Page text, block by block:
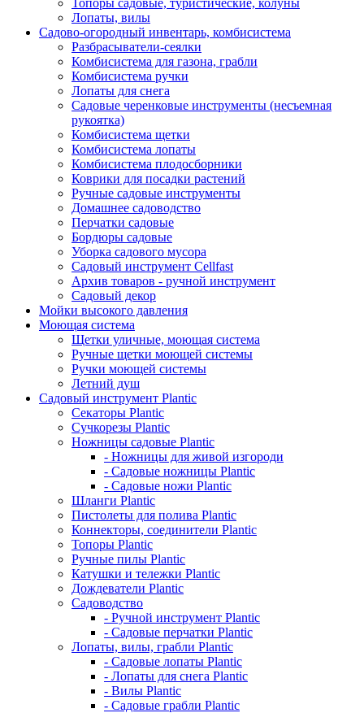
Топоры садовые, туристические, колуны
Лопаты, вилы
Садово-огородный инвентарь, комбисистема
Разбрасыватели-сеялки
Комбисистема для газона, грабли
Комбисистема ручки
Лопаты для снега
Садовые черенковые инструменты (несъемная
рукоятка)
Комбисистема щетки
Комбисистема лопаты
Комбисистема плодосборники
Коврики для посадки растений
Ручные садовые инструменты
Домашнее садоводство
Перчатки садовые
Бордюры садовые
Уборка садового мусора
Садовый инструмент Cellfast
Архив товаров - ручной инструмент
Садовый декор
Мойки высокого давления
Моющая система
Щетки уличные, моющая система
Ручные щетки моющей системы
Ручки моющей системы
Летний душ
Садовый инструмент Plantic
Секаторы Plantic
Сучкорезы Plantic
Ножницы садовые Plantic
- Ножницы для живой изгороди
- Садовые ножницы Plantic
- Садовые ножи Plantic
Шланги Plantic
Пистолеты для полива Plantic
Коннекторы, соединители Plantic
Топоры Plantic
Ручные пилы Plantic
Катушки и тележки Plantic
Дождеватели Plantic
Садоводство
- Ручной инструмент Plantic
- Садовые перчатки Plantic
Лопаты, вилы, грабли Plantic
- Садовые лопаты Plantic
- Лопаты для снега Plantic
- Вилы Plantic
- Садовые грабли Plantic